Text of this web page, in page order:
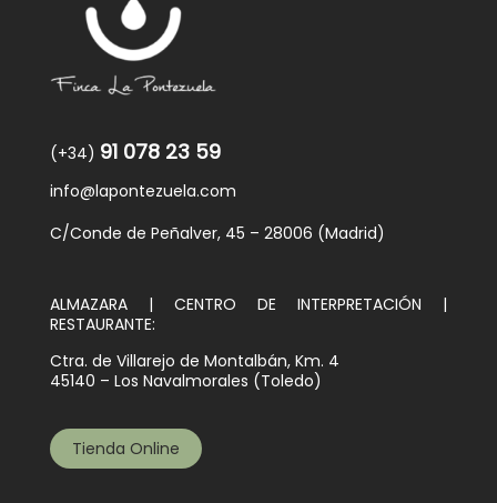
(+34) 91 078 23 59
info@lapontezuela.com
C/Conde de Peñalver, 45 – 28006 (Madrid)
ALMAZARA | CENTRO DE INTERPRETACIÓN |
RESTAURANTE:
Ctra. de Villarejo de Montalbán, Km. 4
45140 – Los Navalmorales (Toledo)
Tienda Online